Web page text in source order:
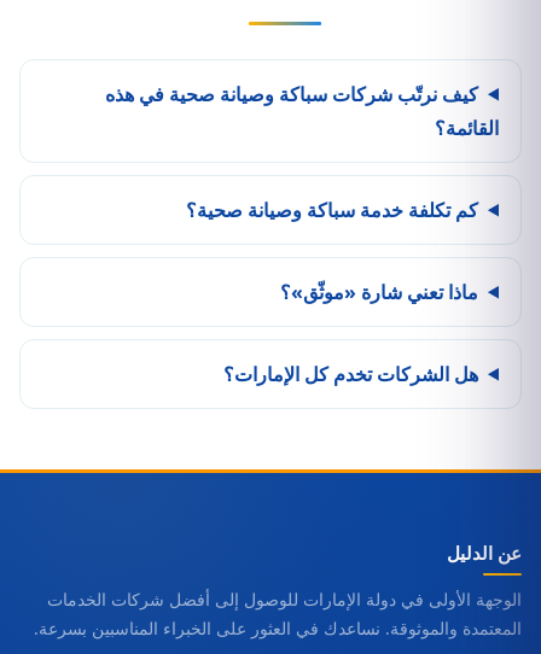
كيف نرتّب شركات سباكة وصيانة صحية في هذه
القائمة؟
كم تكلفة خدمة سباكة وصيانة صحية؟
ماذا تعني شارة «موثّق»؟
هل الشركات تخدم كل الإمارات؟
عن الدليل
الوجهة الأولى في دولة الإمارات للوصول إلى أفضل شركات الخدمات
المعتمدة والموثوقة. نساعدك في العثور على الخبراء المناسبين بسرعة.